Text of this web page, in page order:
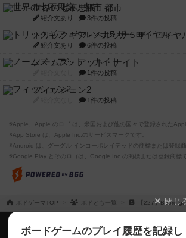
世界の七不思議：都市
紹介文あり 3件の投稿
トリックギア - ペルソナ5 ザ・ロイヤ
紹介文あり 6件の投稿
ノームズ・アット・ナイト
1件の投稿
フィッシェン2
1件の投稿
※Apple、Apple のロゴ は、米国および他の国々で登録された
※App Store は、Apple Inc.のサービスマークです。
※Android は、グーグル インコーポレイテッドの商標または登録商
※Google Play とそのロゴは、Google Inc.の商標または登録商標で
ボドゲーマTOP ボドとも一覧 【227】Board
閉じ
ボードゲームのプレイ履歴を記録し
ボドゲーマTOP